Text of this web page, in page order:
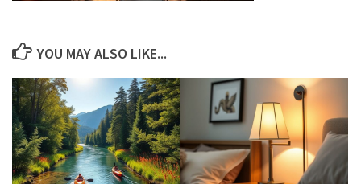
YOU MAY ALSO LIKE...